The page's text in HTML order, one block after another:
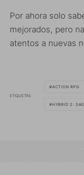
Por ahora solo
mejorados, pero
atentos a nuevas
ETIQUETAS
ACTION RPG
HYBRID 2: